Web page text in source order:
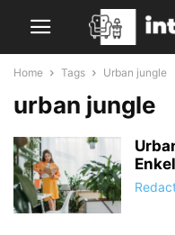
Home Tags Urban jungle
urban jungle